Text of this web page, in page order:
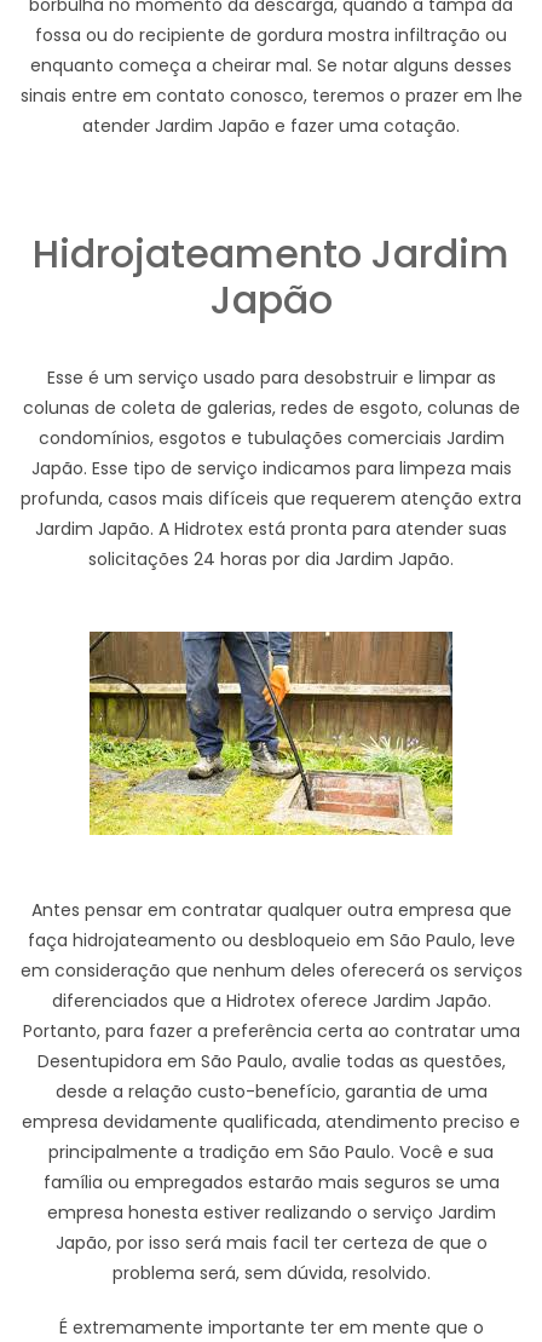
borbulha no momento da descarga, quando a tampa da
fossa ou do recipiente de gordura mostra infiltração ou
enquanto começa a cheirar mal. Se notar alguns desses
sinais entre em contato conosco, teremos o prazer em lhe
atender Jardim Japão e fazer uma cotação.
Hidrojateamento Jardim
Japão
Esse é um serviço usado para desobstruir e limpar as
colunas de coleta de galerias, redes de esgoto, colunas de
condomínios, esgotos e tubulações comerciais Jardim
Japão. Esse tipo de serviço indicamos para limpeza mais
profunda, casos mais difíceis que requerem atenção extra
Jardim Japão. A Hidrotex está pronta para atender suas
solicitações 24 horas por dia Jardim Japão.
Antes pensar em contratar qualquer outra empresa que
faça hidrojateamento ou desbloqueio em São Paulo, leve
em consideração que nenhum deles oferecerá os serviços
diferenciados que a Hidrotex oferece Jardim Japão.
Portanto, para fazer a preferência certa ao contratar uma
Desentupidora em São Paulo, avalie todas as questões,
desde a relação custo-benefício, garantia de uma
empresa devidamente qualificada, atendimento preciso e
principalmente a tradição em São Paulo. Você e sua
família ou empregados estarão mais seguros se uma
empresa honesta estiver realizando o serviço Jardim
Japão, por isso será mais facil ter certeza de que o
problema será, sem dúvida, resolvido.
É extremamente importante ter em mente que o